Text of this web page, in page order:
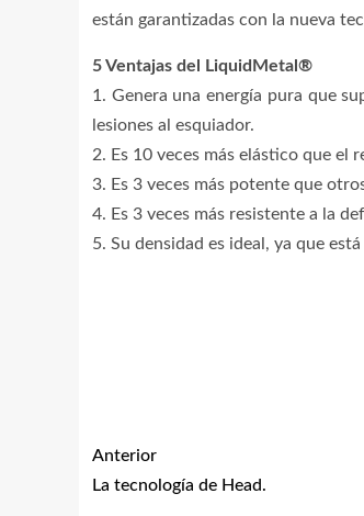
están garantizadas con la nueva
5 Ventajas del LiquidMetal®
1. Genera una energía pura que
lesiones al esquiador.
2. Es 10 veces más elástico que el
3. Es 3 veces más potente que
4. Es 3 veces más resistente a la
5. Su densidad es ideal, ya que
Anterior
La tecnología de Head.